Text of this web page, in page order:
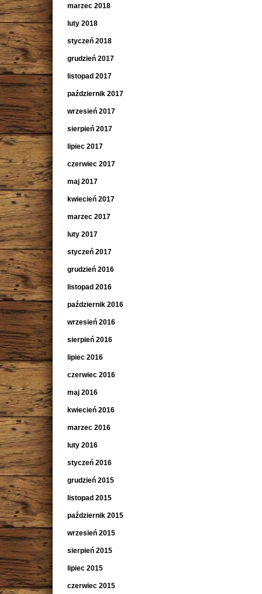
marzec 2018
luty 2018
styczeń 2018
grudzień 2017
listopad 2017
październik 2017
wrzesień 2017
sierpień 2017
lipiec 2017
czerwiec 2017
maj 2017
kwiecień 2017
marzec 2017
luty 2017
styczeń 2017
grudzień 2016
listopad 2016
październik 2016
wrzesień 2016
sierpień 2016
lipiec 2016
czerwiec 2016
maj 2016
kwiecień 2016
marzec 2016
luty 2016
styczeń 2016
grudzień 2015
listopad 2015
październik 2015
wrzesień 2015
sierpień 2015
lipiec 2015
czerwiec 2015